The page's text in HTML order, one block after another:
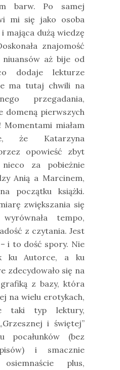
barw. Po samej
mi się jako osoba
mająca dużą wiedzę
znajomość
aż bije od
dodaje lekturze
ma tutaj chwili na
przegadania,
domeną pierwszych
Momentami miałam
że Katarzyna
opowieść zbyt
za pobieżnie
Anią a Marcinem,
początku książki.
zwiększania się
tempo,
z czytania. Jest
i to dość spory. Nie
ku Autorce, a ku
zdecydowało się na
z bazy, która
na wielu erotykach,
taki typ lektury,
i świętej”
pocałunków (bez
i smacznie
plus,